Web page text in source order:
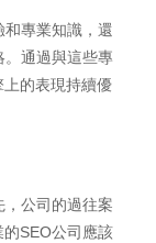
專業知識，還
。通過與這些專
的表現持續優
，公司的過往案
SEO公司應該